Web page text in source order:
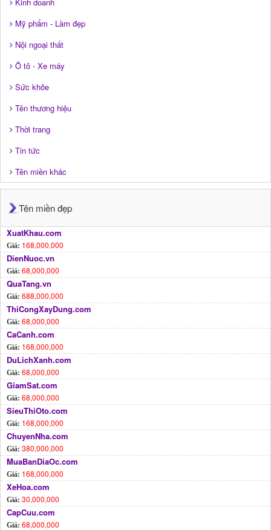
Mỹ phẩm - Làm đẹp
Nội ngoại thất
Ô tô - Xe máy
Sức khỏe
Tên thương hiệu
Thời trang
Tin tức
Tên miền khác
Tên miền đẹp
XuatKhau.com
Giá: 168,000,000
DienNuoc.vn
Giá: 68,000,000
QuaTang.vn
Giá: 688,000,000
ThiCongXayDung.com
Giá: 68,000,000
CaCanh.com
Giá: 168,000,000
DuLichXanh.com
Giá: 68,000,000
GiamSat.com
Giá: 68,000,000
SieuThiOto.com
Giá: 168,000,000
ChuyenNha.com
Giá: 380,000,000
MuaBanDiaOc.com
Giá: 168,000,000
XeHoa.com
Giá: 30,000,000
CapCuu.com
Giá: 68,000,000